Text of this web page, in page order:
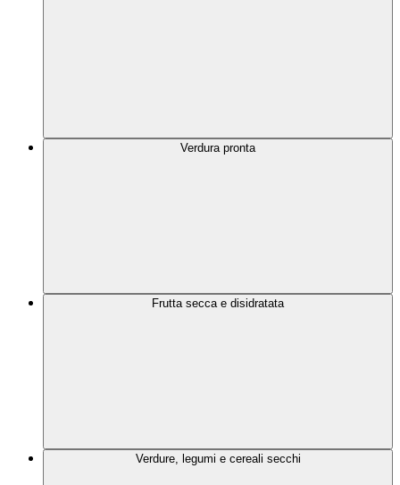
Verdura pronta
Frutta secca e disidratata
Verdure, legumi e cereali secchi